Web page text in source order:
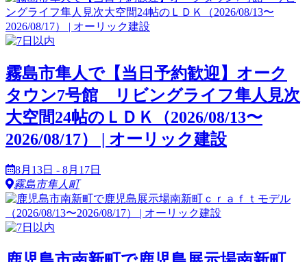
霧島市隼人で【当日予約歓迎】オーク
タウン7号館 リビングライフ隼人見次
大空間24帖のＬＤＫ（2026/08/13〜
2026/08/17） | オーリック建設
8月13日 - 8月17日
霧島市隼人町